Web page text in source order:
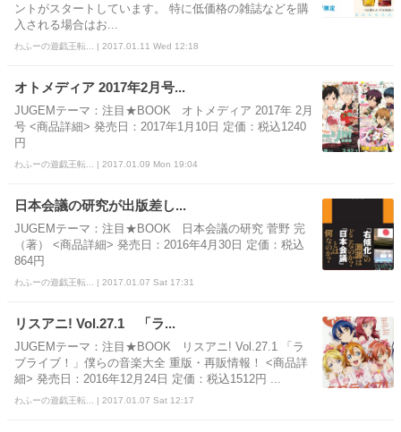
ントがスタートしています。 特に低価格の雑誌などを購
入される場合はお...
わふーの遊戯王転... | 2017.01.11 Wed 12:18
オトメディア 2017年2月号...
JUGEMテーマ：注目★BOOK オトメディア 2017年 2月
号 <商品詳細> 発売日：2017年1月10日 定価：税込1240
円
わふーの遊戯王転... | 2017.01.09 Mon 19:04
日本会議の研究が出版差し...
JUGEMテーマ：注目★BOOK 日本会議の研究 菅野 完
（著） <商品詳細> 発売日：2016年4月30日 定価：税込
864円
わふーの遊戯王転... | 2017.01.07 Sat 17:31
リスアニ! Vol.27.1 「ラ...
JUGEMテーマ：注目★BOOK リスアニ! Vol.27.1 「ラ
ブライブ！」僕らの音楽大全 重版・再販情報！ <商品詳
細> 発売日：2016年12月24日 定価：税込1512円 ...
わふーの遊戯王転... | 2017.01.07 Sat 12:17